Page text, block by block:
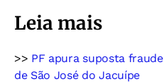
Leia mais
>> PF apura suposta
de São José do Jacuípe